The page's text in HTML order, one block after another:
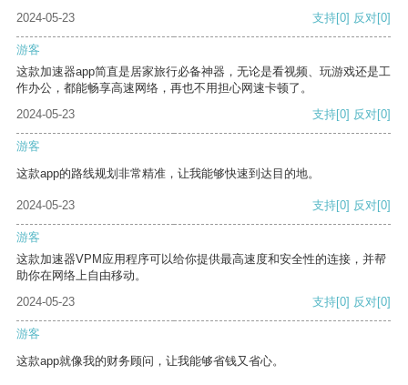
2024-05-23
支持[0] 反对[0]
游客
这款加速器app简直是居家旅行必备神器，无论是看视频、玩游戏还是工
作办公，都能畅享高速网络，再也不用担心网速卡顿了。
2024-05-23
支持[0] 反对[0]
游客
这款app的路线规划非常精准，让我能够快速到达目的地。
2024-05-23 支持[0] 反对[0]
游客
这款加速器VPM应用程序可以给你提供最高速度和安全性的连接，并帮
助你在网络上自由移动。
2024-05-23
支持[0] 反对[0]
游客
这款app就像我的财务顾问，让我能够省钱又省心。